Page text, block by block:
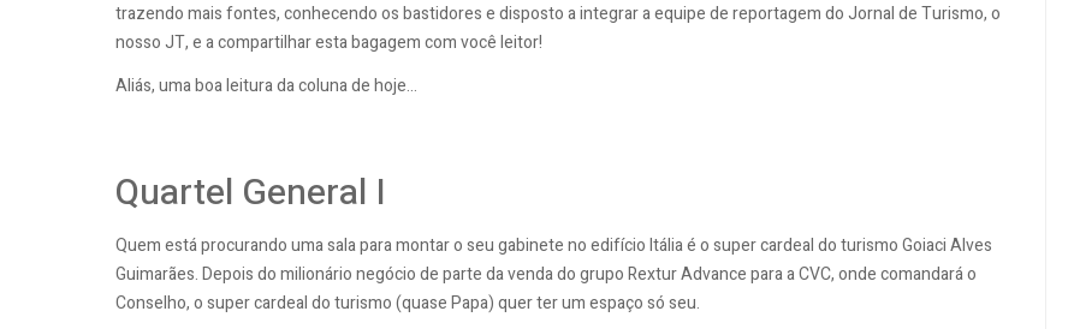
trazendo mais fontes, conhecendo os bastidores e disposto a integrar a equipe de reportagem do Jornal de Turismo, o
nosso JT, e a compartilhar esta bagagem com você leitor!
Aliás, uma boa leitura da coluna de hoje...
Quartel General I
Quem está procurando uma sala para montar o seu gabinete no edifício Itália é o super cardeal do turismo Goiaci Alves
Guimarães. Depois do milionário negócio de parte da venda do grupo Rextur Advance para a CVC, onde comandará o
Conselho, o super cardeal do turismo (quase Papa) quer ter um espaço só seu.